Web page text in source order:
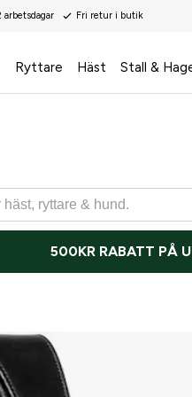
Fri retur i butik
Ryttare Häst Stall &
500KR RABATT PÅ